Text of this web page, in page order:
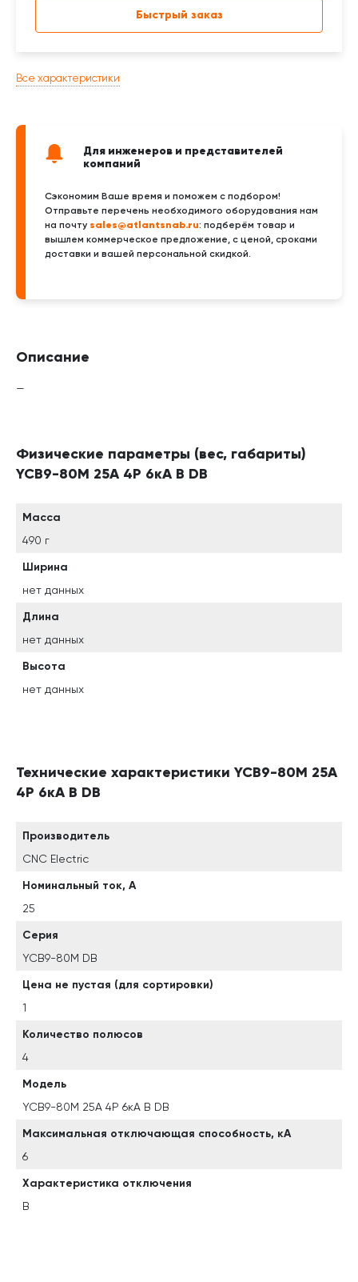
Все характеристики
Для инженеров и представителей
компаний
Сэкономим Ваше время и поможем с подбором!
Отправьте перечень необходимого оборудования нам
на почту sales@atlantsnab.ru: подберём товар и
вышлем коммерческое предложение, с ценой, сроками
доставки и вашей персональной скидкой.
Быстрый заказ
Описание
—
Физические параметры (вес, габариты)
YCB9-80M 25А 4P 6кА B DB
Масса
490 г
Ширина
нет данных
Длина
нет данных
Высота
нет данных
Технические характеристики YCB9-80M 25А
4P 6кА B DB
Производитель
CNC Electric
Номинальный ток, А
25
Серия
YCB9-80M DB
Цена не пустая (для сортировки)
1
Количество полюсов
4
Модель
YCB9-80M 25А 4P 6кА B DB
Максимальная отключающая способность, кА
6
Характеристика отключения
B